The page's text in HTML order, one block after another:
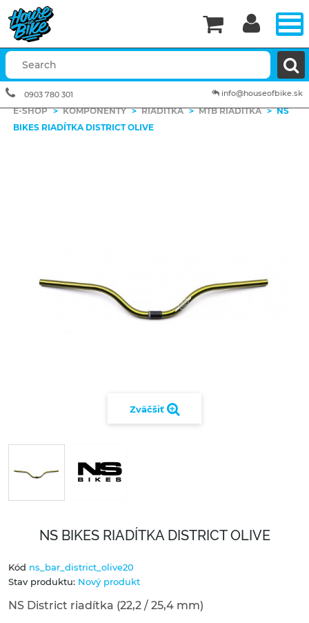
E-SHOP > KOMPONENTY > RIADÍTKA > MTB RIADITKA > NS
BIKES RIADÍTKA DISTRICT OLIVE
Zväčšiť
NS BIKES RIADÍTKA DISTRICT OLIVE
Kód ns_bar_district_olive20
Stav produktu: Nový produkt
NS District riadítka (22,2 / 25,4 mm)


info@houseofbike.sk
0903 780 301